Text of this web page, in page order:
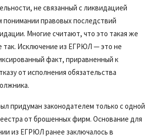
не связанный с ликвидацией
правовых последствий
Многие считают, что это такая же
так. Исключение из ЕГРЮЛ — это не
факт, приравненный к
от исполнения обязательства
придуман законодателем только с одной
от брошенных фирм. Основание для
из ЕГРЮЛ ранее заключалось в